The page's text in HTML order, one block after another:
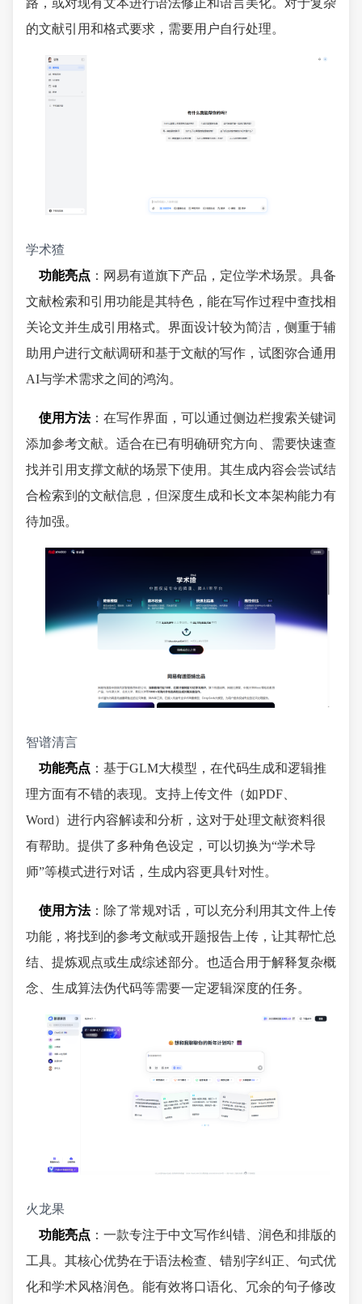
路，或对现有文本进行语法修正和语言美化。对于复杂
的文献引用和格式要求，需要用户自行处理。
学术猹
功能亮点 ：网易有道旗下产品，定位学术场景。具备
文献检索和引用功能是其特色，能在写作过程中查找相
关论文并生成引用格式。界面设计较为简洁，侧重于辅
助用户进行文献调研和基于文献的写作，试图弥合通用
AI与学术需求之间的鸿沟。
使用方法：在写作界面，可以通过侧边栏搜索关键词
添加参考文献。适合在已有明确研究方向、需要快速查
找并引用支撑文献的场景下使用。其生成内容会尝试结
合检索到的文献信息，但深度生成和长文本架构能力有
待加强。
智谱清言
功能亮点 ：基于GLM大模型，在代码生成和逻辑推
理方面有不错的表现。支持上传文件（如PDF、
Word）进行内容解读和分析，这对于处理文献资料很
有帮助。提供了多种角色设定，可以切换为“学术导
师”等模式进行对话，生成内容更具针对性。
使用方法：除了常规对话，可以充分利用其文件上传
功能，将找到的参考文献或开题报告上传，让其帮忙总
结、提炼观点或生成综述部分。也适合用于解释复杂概
念、生成算法伪代码等需要一定逻辑深度的任务。
火龙果
功能亮点 ：一款专注于中文写作纠错、润色和排版的
工具。其核心优势在于语法检查、错别字纠正、句式优
化和学术风格润色。能有效将口语化、冗余的句子修改